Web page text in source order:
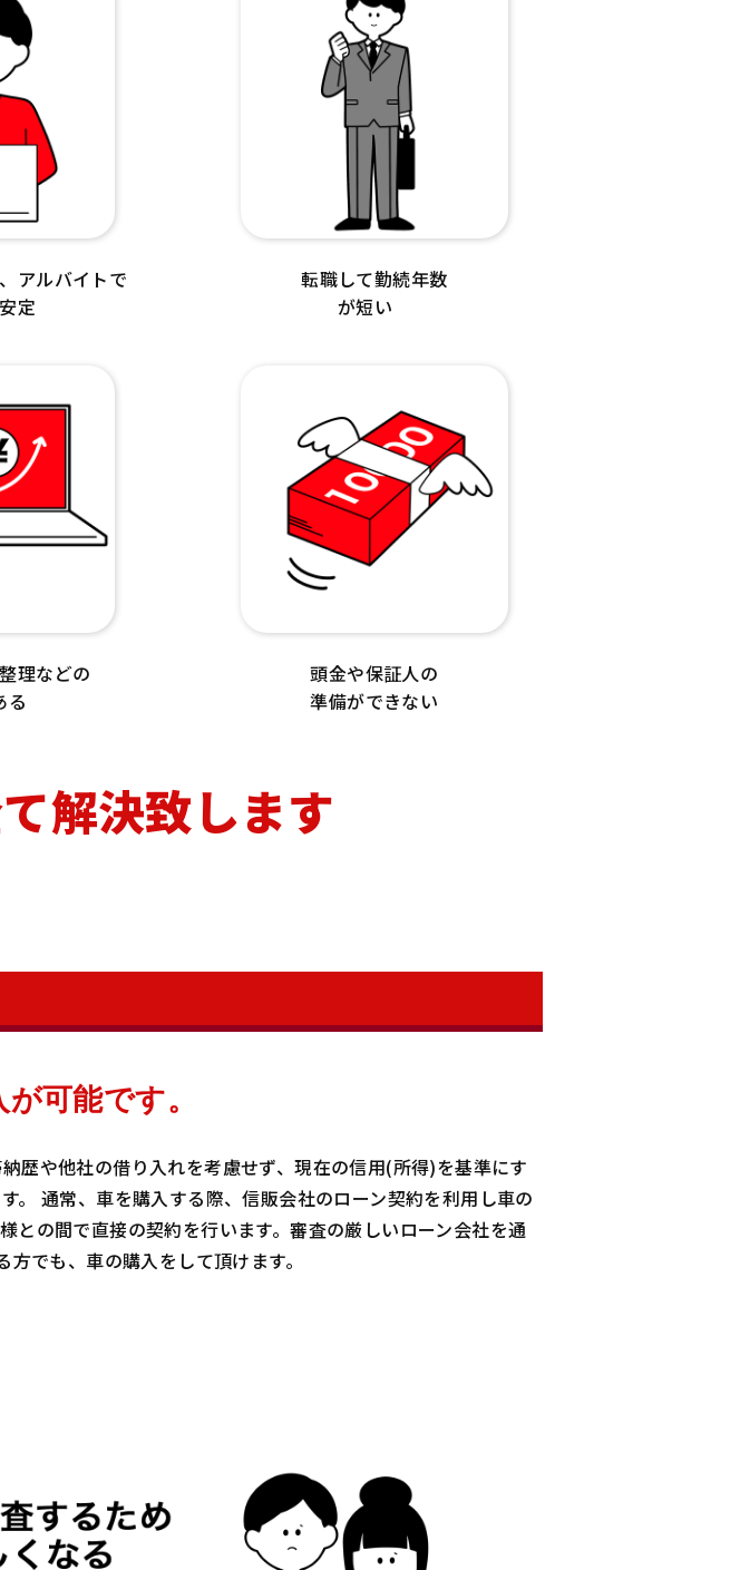
アルバイトで
定
転職して勤続年数
が短い
理などの
る
頭金や保証人の
準備ができない
解決致します
可能です。
歴や他社の借り入れを考慮せず、現在の信用(所得)を基準にす
。 通常、車を購入する際、信販会社のローン契約を利用し車の
との間で直接の契約を行います。審査の厳しいローン会社を通
でも、車の購入をして頂けます。